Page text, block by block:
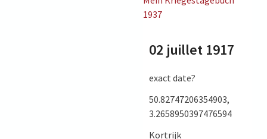
1937
02 juillet 1917
exact date?
50.82747206354903,
3.2658950397476594
Kortrijk